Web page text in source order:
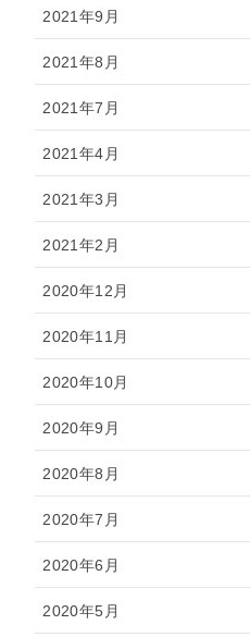
2021年9月
2021年8月
2021年7月
2021年4月
2021年3月
2021年2月
2020年12月
2020年11月
2020年10月
2020年9月
2020年8月
2020年7月
2020年6月
2020年5月